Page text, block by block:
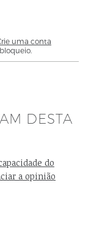
uma conta
DESTA
do
a opinião